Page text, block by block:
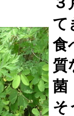
て
食
質
菌
そ